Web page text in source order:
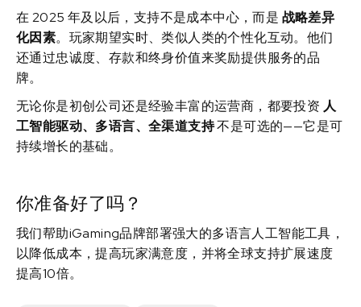
在 2025 年及以后，支持不是成本中心，而是 战略差异
化因素。玩家期望实时、类似人类的个性化互动。他们
还通过忠诚度、存款和终身价值来奖励提供服务的品
牌。
无论你是初创公司还是经验丰富的运营商，都要投资 人
工智能驱动、多语言、全渠道支持不是可选的——它是可
持续增长的基础。
你准备好了吗？
我们帮助iGaming品牌部署强大的多语言人工智能工具，
以降低成本，提高玩家满意度，并将全球支持扩展速度
提高10倍。